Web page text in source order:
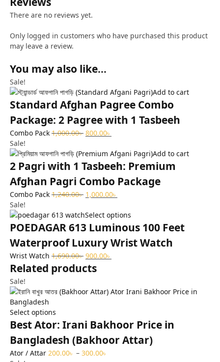
There are no reviews yet.
Only logged in customers who have purchased this product
may leave a review.
You may also like…
Sale!
Add to cart
Standard Afghan Pagree Combo
Package: 2 Pagree with 1 Tasbeeh
Combo Pack 1,000.00৳ 800.00৳
Sale!
Add to cart
2 Pagri with 1 Tasbeeh: Premium
Afghan Pagri Combo Package
Combo Pack 1,240.00৳ 1,000.00৳
Sale!
Select options
POEDAGAR 613 Luminous 100 Feet
Waterproof Luxury Wrist Watch
Wrist Watch 1,690.00৳ 900.00৳
Related products
Sale!
Select options
Best Ator: Irani Bakhoor Price in
Bangladesh (Bakhoor Attar)
Ator / Attar 200.00৳ – 300.00৳